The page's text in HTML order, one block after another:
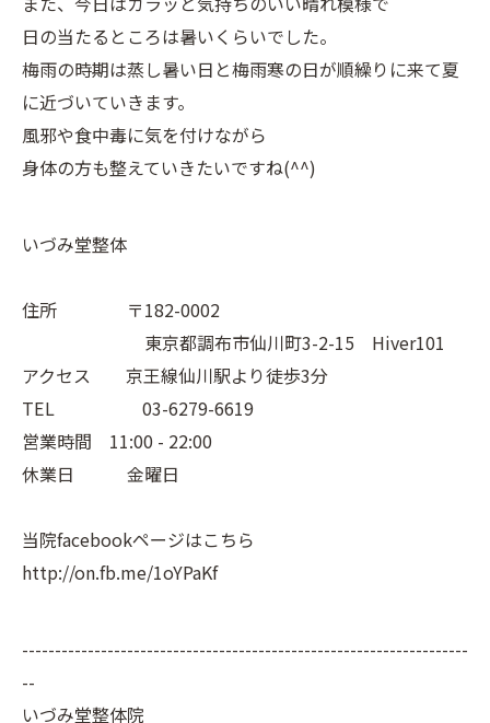
日の当たるところは暑いくらいでした。
梅雨の時期は蒸し暑い日と梅雨寒の日が順繰りに来て夏
に近づいていきます。
風邪や食中毒に気を付けながら
身体の方も整えていきたいですね(^^)
いづみ堂整体
住所 〒182-0002
東京都調布市仙川町3-2-15 Hiver101
アクセス 京王線仙川駅より徒歩3分
TEL 03-6279-6619
営業時間 11:00 - 22:00
休業日 金曜日
当院facebookページはこちら
http://on.fb.me/1oYPaKf
--------------------------------------------------------------------
--
いづみ堂整体院